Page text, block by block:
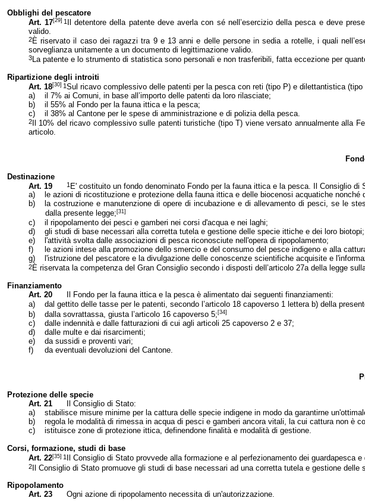
Obblighi del pescatore
Art. 17[29] 1Il detentore della patente deve averla con sé nell’esercizio della pesca e deve
valido.
2È riservato il caso dei ragazzi tra 9 e 13 anni e delle persone in sedia a rotelle, i quali
sorveglianza unitamente a un documento di legittimazione valido.
3La patente e lo strumento di statistica sono personali e non trasferibili, fatta eccezione per
Ripartizione degli introiti
Art. 18[30] 1Sul ricavo complessivo delle patenti per la pesca con reti (tipo P) e dilettantistica
a)
il 7% ai Comuni, in base all’importo delle patenti da loro rilasciate;
b)
il 55% al Fondo per la fauna ittica e la pesca;
c)
il 38% al Cantone per le spese di amministrazione e di polizia della pesca.
2Il 10% del ricavo complessivo sulle patenti turistiche (tipo T) viene versato annualmente alla
articolo.
Destinazione
Art. 19
1E' costituito un fondo denominato Fondo per la fauna ittica e la pesca. Il Consiglio
a)
le azioni di ricostituzione e protezione della fauna ittica e delle biocenosi acquatiche nonché
b)
la costruzione e manutenzione di opere di incubazione e di allevamento di pesci, se le
dalla presente legge;[31]
c)
il ripopolamento dei pesci e gamberi nei corsi d'acqua e nei laghi;
d)
gli studi di base necessari alla corretta tutela e gestione delle specie ittiche e dei loro biotopi;
e)
l'attività svolta dalle associazioni di pesca riconosciute nell'opera di ripopolamento;
f)
le azioni intese alla promozione dello smercio e del consumo del pesce indigeno e alla
g)
l'istruzione del pescatore e la divulgazione delle conoscenze scientifiche acquisite e
2È riservata la competenza del Gran Consiglio secondo i disposti dell’articolo 27a della legge
Finanziamento
Art. 20
Il Fondo per la fauna ittica e la pesca è alimentato dai seguenti finanziamenti:
a)
dal gettito delle tasse per le patenti, secondo l’articolo 18 capoverso 1 lettera b) della
b) dalla sovrattassa, giusta l’articolo 16 capoverso 5; [34]
c)
dalle indennità e dalle fatturazioni di cui agli articoli 25 capoverso 2 e 37;
d)
dalle multe e dai risarcimenti;
e)
da sussidi e proventi vari;
f)
da eventuali devoluzioni del Cantone.
Protezione delle specie
Art. 21
Il Consiglio di Stato:
a)
stabilisce misure minime per la cattura delle specie indigene in modo da garantirne
b)
regola le modalità di rimessa in acqua di pesci e gamberi ancora vitali, la cui cattura non è
c)
istituisce zone di protezione ittica, definendone finalità e modalità di gestione.
Corsi, formazione, studi di base
Art. 22[35] 1Il Consiglio di Stato provvede alla formazione e al perfezionamento dei guardapesca
2Il Consiglio di Stato promuove gli studi di base necessari ad una corretta tutela e gestione delle
Ripopolamento
Art. 23
Ogni azione di ripopolamento necessita di un'autorizzazione.